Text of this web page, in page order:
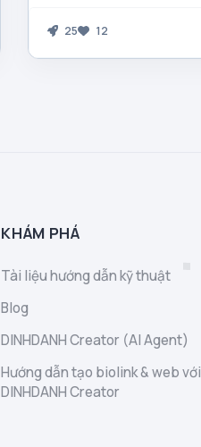
25 12
KHÁM PHÁ
Tài liệu hướng dẫn kỹ thuật
Blog
DINHDANH Creator (AI Agent)
Hướng dẫn tạo biolink & web với
DINHDANH Creator